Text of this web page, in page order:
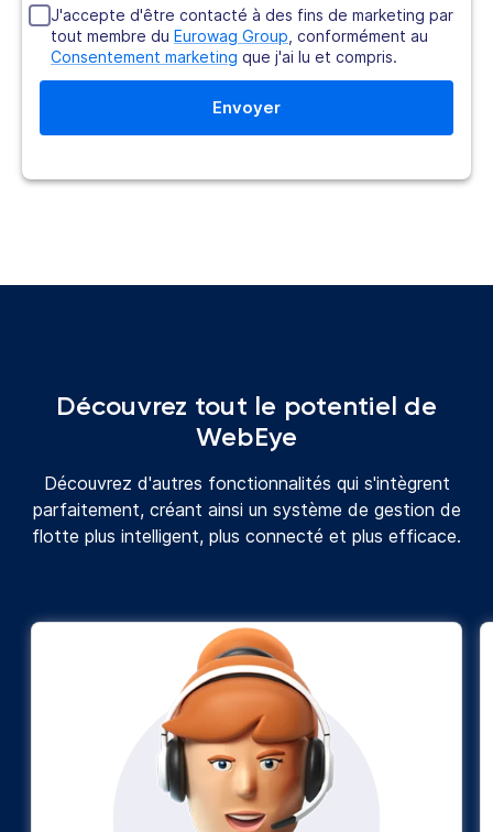
J'accepte d'être contacté à des fins de marketing par
tout membre du Eurowag Group, conformément au
Consentement marketing que j'ai lu et compris.
Découvrez tout le potentiel de
WebEye
Découvrez d'autres fonctionnalités qui s'intègrent
parfaitement, créant ainsi un système de gestion de
flotte plus intelligent, plus connecté et plus efficace.